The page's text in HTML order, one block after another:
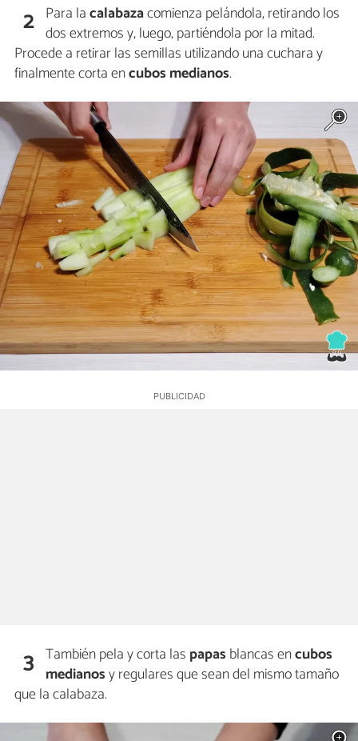
2 Para lacalabazacomienza pelándola, retirando los
dos extremos y, luego, partiéndola por la mitad.
Procede a retirar las semillas utilizando una cuchara y
finalmente corta encubos medianos.
3 También pela y corta las papas blancas encubos
medianosy regulares que sean del mismo tamaño
que la calabaza.